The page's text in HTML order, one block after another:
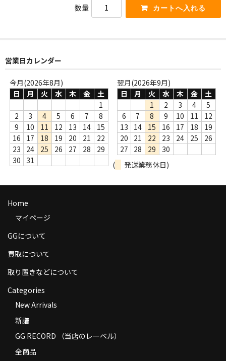
返品
コンディション
Privacy Policy
特定商取引法に基づく表示
数量
営業日カレンダー
今月(2026年8月)
日
月 火 水 木 金
土
1
2
3 4 5 6 7
8
9
10 11 12 13 14
15
16
17 18 19 20 21
22
23
24 25 26 27 28
29
30
31
翌月(2026年9月)
日
月 火 水 木 金
土
1
2 3 4
5
6
7 8 9 10 11
12
13
14 15 16 17 18
19
20
21 22 23 24 25
26
27
28 29
30
(
発送業務休日)
Home
マイページ
GGについて
買取について
取り置きなどについて
Categories
New Arrivals
新譜
GG RECORD （当店のレーベル）
全商品